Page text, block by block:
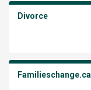
Divorce
Familieschange.ca